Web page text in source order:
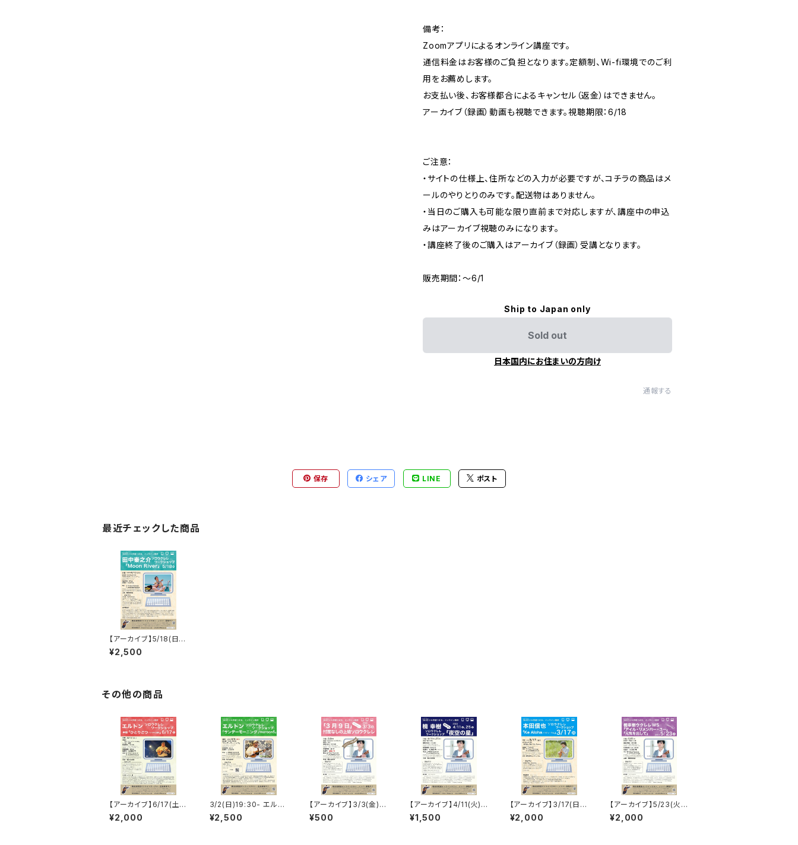
備考：
Zoomアプリによるオンライン講座です。
通信料金はお客様のご負担となります。定額制、Wi-fi環境でのご利
用をお薦めします。
お支払い後、お客様都合によるキャンセル（返金）はできません。
アーカイブ（録画）動画も視聴できます。視聴期限：6/18
ご注意：
・サイトの仕様上、住所などの入力が必要ですが、コチラの商品はメ
ールのやりとりのみです。配送物はありません。
・当日のご購入も可能な限り直前まで対応しますが、講座中の申込
みはアーカイブ視聴のみになります。
・講座終了後のご購入はアーカイブ（録画）受講となります。
販売期間：〜6/1
Ship to Japan only
Sold out
日本国内にお住まいの方向け
通報する
保存 シェア LINE ポスト
最近チェックした商品
【アーカイブ】5/18(日)1
9:30- 田中秦之介 ソロ
ウクレレWS「Moon Ri
¥2,500
その他の商品
【アーカイブ】6/17(土)1
0:30- エルトン ソロウ
クレレWS・中級「ひとり
¥2,000
3/2(日)19:30- エルト
ン ソロウクレレWS「サ
ンデーモーニング」
¥2,500
【アーカイブ】3/3(金)2
0:30- 楠幸樹ソロウク
レレWS「3月9日」上級
¥500
【アーカイブ】4/11(火)、
25(火)15:00- 楠幸樹
ソロウクレレWS・中級
¥1,500
【アーカイブ】3/17(日)2
0:00- 本田信也ソロウ
クレレWS「Ke Aloha」
¥2,000
【アーカイブ】5/23(火)
20:00- 楠幸樹ソロウ
クレレWS「アイル・リメ
¥2,000